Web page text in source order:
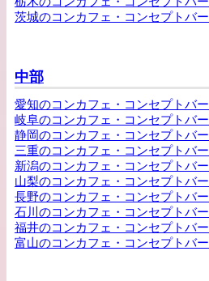
茨城のコンカフェ・コンセプトバー
中部
愛知のコンカフェ・コンセプトバー
岐阜のコンカフェ・コンセプトバー
静岡のコンカフェ・コンセプトバー
三重のコンカフェ・コンセプトバー
新潟のコンカフェ・コンセプトバー
山梨のコンカフェ・コンセプトバー
長野のコンカフェ・コンセプトバー
石川のコンカフェ・コンセプトバー
福井のコンカフェ・コンセプトバー
富山のコンカフェ・コンセプトバー